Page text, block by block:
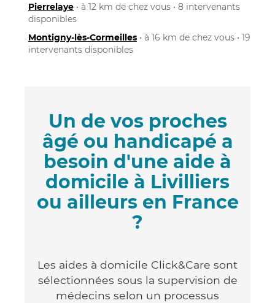
Pierrelaye • à 12 km de chez vous • 8 intervenants
disponibles
Montigny-lès-Cormeilles • à 16 km de chez vous • 19
intervenants disponibles
Un de vos proches
âgé ou handicapé a
besoin d'une aide à
domicile à Livilliers
ou ailleurs en France
?
Les aides à domicile Click&Care sont
sélectionnées sous la supervision de
médecins selon un processus